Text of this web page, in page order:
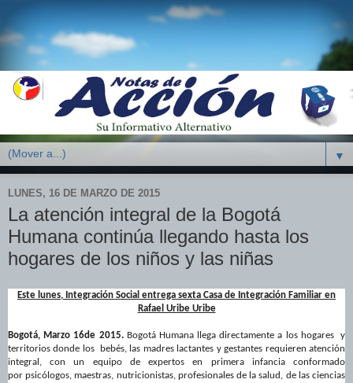
▼
LUNES, 16 DE MARZO DE 2015
La atención integral de la Bogotá
Humana continúa llegando hasta los
hogares de los niños y las niñas
Este lunes, Integración Social entrega sexta Casa de Integración Familiar en
Rafael Uribe Uribe
Bogotá, Marzo 16de 2015. Bogotá Humana llega directamente a los hogares y
territorios donde los
bebés, las madres lactantes y gestantes requieren atención
integral, con un equipo deexpertos en primera infanciaconformado
porpsicólogos, maestras, nutricionistas, profesionales de la salud, de las ciencias